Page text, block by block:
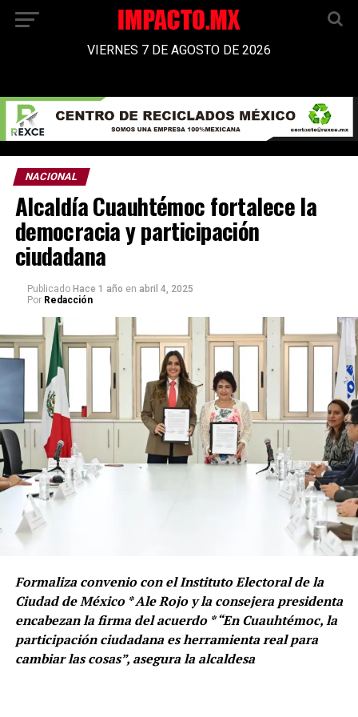
VIERNES 7 DE AGOSTO DE 2026
NACIONAL
Alcaldía Cuauhtémoc fortalece la
democracia y participación
ciudadana
Publicado Hace 1 año en abril 4, 2025
Por Redacción
Formaliza convenio con el Instituto Electoral de la
Ciudad de México * Ale Rojo y la consejera presidenta
encabezan la firma del acuerdo * “En Cuauhtémoc, la
participación ciudadana es herramienta real para
cambiar las cosas”, asegura la alcaldesa